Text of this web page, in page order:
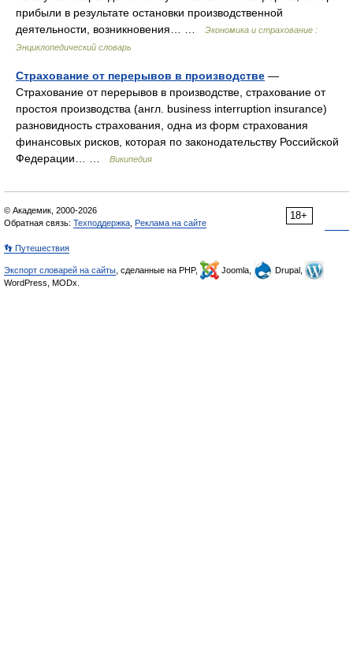
прибыли в результате остановки производственной
деятельности, возникновения… …
Экономика и страхование :
Энциклопедический словарь
Страхование от перерывов в производстве —
Страхование от перерывов в производстве, страхование от
простоя производства (англ. business interruption insurance)
разновидность страхования, одна из форм страхования
финансовых рисков, которая по законодательству Российской
Федерации… …
Википедия
18+
© Академик, 2000-2026
Обратная связь: Техподдержка Реклама на сайте
👣 Путешествия
Экспорт словарей на сайты , сделанные на PHP, Joomla,
Drupal,
WordPress, MODx.